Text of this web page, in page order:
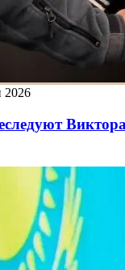
2026